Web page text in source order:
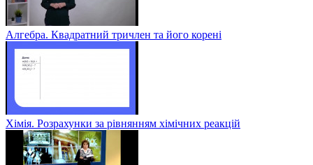
Алгебра. Квадратний тричлен та його корені
Хімія. Розрахунки за рівнянням хімічних реакцій